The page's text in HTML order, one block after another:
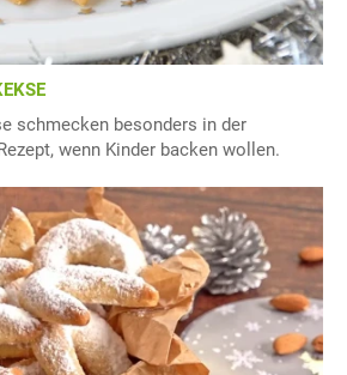
schmecken besonders in der
wenn Kinder backen wollen.